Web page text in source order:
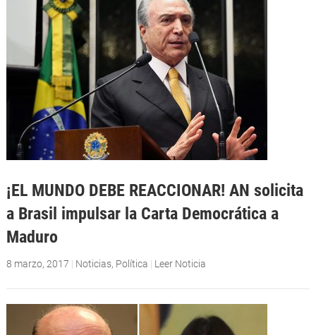
¡EL MUNDO DEBE REACCIONAR! AN solicita
a Brasil impulsar la Carta Democrática a
Maduro
8 marzo, 2017 | Noticias, Política | Leer Noticia